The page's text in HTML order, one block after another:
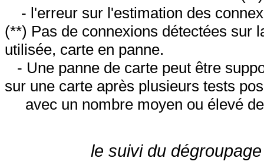
- l'erreur sur l'estimation des
(**) Pas de connexions détectées sur
utilisée, carte en panne.
- Une panne de carte peut être
sur une carte après plusieurs tests
avec un nombre moyen ou élevé
le suivi du